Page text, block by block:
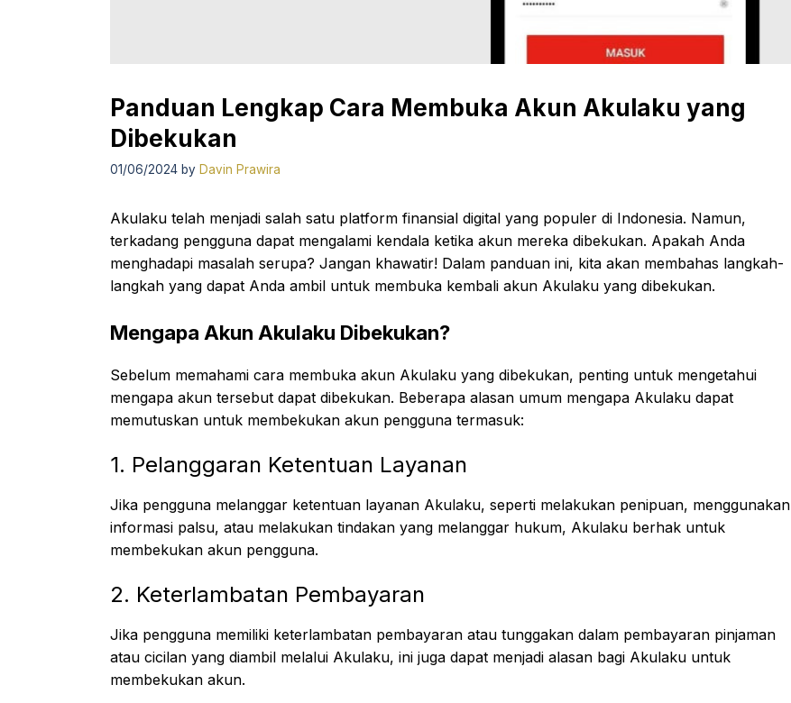
Panduan Lengkap Cara Membuka Akun Akulaku yang
Dibekukan
01/06/2024 by Davin Prawira
Akulaku telah menjadi salah satu platform finansial digital yang populer di Indonesia. Namun,
terkadang pengguna dapat mengalami kendala ketika akun mereka dibekukan. Apakah Anda
menghadapi masalah serupa? Jangan khawatir! Dalam panduan ini, kita akan membahas langkah-
langkah yang dapat Anda ambil untuk membuka kembali akun Akulaku yang dibekukan.
Mengapa Akun Akulaku Dibekukan?
Sebelum memahami cara membuka akun Akulaku yang dibekukan, penting untuk mengetahui
mengapa akun tersebut dapat dibekukan. Beberapa alasan umum mengapa Akulaku dapat
memutuskan untuk membekukan akun pengguna termasuk:
1. Pelanggaran Ketentuan Layanan
Jika pengguna melanggar ketentuan layanan Akulaku, seperti melakukan penipuan, menggunakan
informasi palsu, atau melakukan tindakan yang melanggar hukum, Akulaku berhak untuk
membekukan akun pengguna.
2. Keterlambatan Pembayaran
Jika pengguna memiliki keterlambatan pembayaran atau tunggakan dalam pembayaran pinjaman
atau cicilan yang diambil melalui Akulaku, ini juga dapat menjadi alasan bagi Akulaku untuk
membekukan akun.